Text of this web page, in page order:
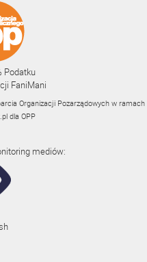
Podatku
FaniMani
Organizacji Pozarządowych w ramach
dla OPP
mediów: